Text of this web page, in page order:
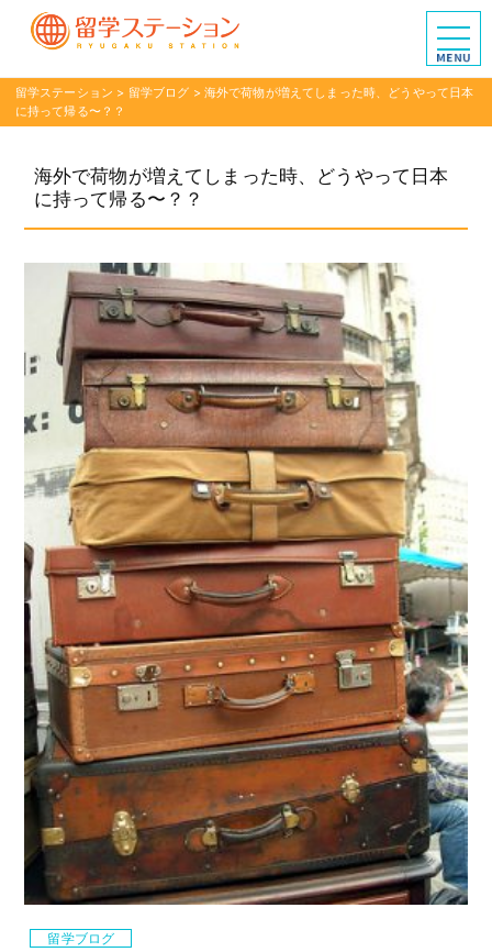
留学ステーション > 留学ブログ > 海外で荷物が増えてしまった時、どうやって日本
に持って帰る〜？？
海外で荷物が増えてしまった時、どうやって日本
に持って帰る〜？？
留学ブログ